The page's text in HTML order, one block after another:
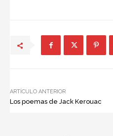
ARTÍCULO ANTERIOR
Los poemas de Jack Kerouac